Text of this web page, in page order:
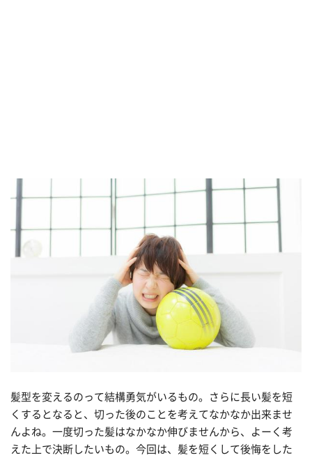
髪型を変えるのって結構勇気がいるもの。さらに長い髪を短
くするとなると、切った後のことを考えてなかなか出来ませ
んよね。一度切った髪はなかなか伸びませんから、よーく考
えた上で決断したいもの。今回は、髪を短くして後悔をした